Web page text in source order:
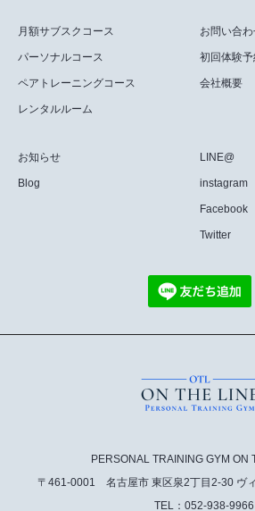
月額サブスクコース
パーソナルコース
ペアトレーニングコース
レンタルルーム
お問い合
初回体験
会社概要
お知らせ
Blog
LINE@
instagram
Facebook
Twitter
PERSONAL TRAINING GYM ON
〒461-0001 名古屋市 東区泉2丁目2-30 ヴ
TEL：052-938-9966